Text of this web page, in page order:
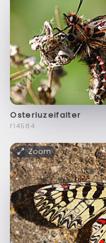
Osterluzeifalter
f14584
Zoom